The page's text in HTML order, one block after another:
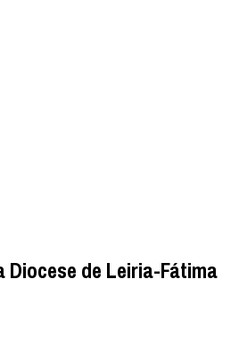
Diocese de Leiria-Fátima